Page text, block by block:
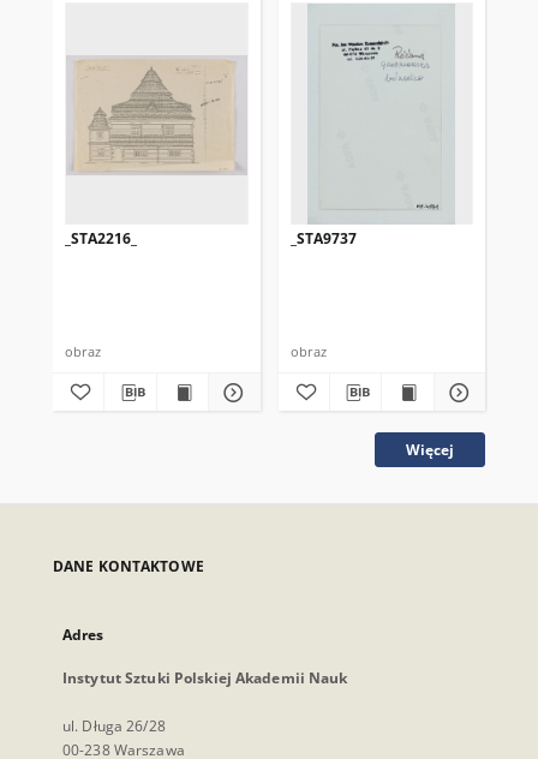
_STA2216_
obraz
_STA9737
obraz
Więcej
DANE KONTAKTOWE
Adres
Instytut Sztuki Polskiej Akademii Nauk
ul. Długa 26/28
00-238 Warszawa